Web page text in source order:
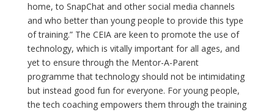
home, to SnapChat and other social media channels
and who better than young people to provide this type
of training.” The CEIA are keen to promote the use of
technology, which is vitally important for all ages, and
yet to ensure through the Mentor-A-Parent
programme that technology should not be intimidating
but instead good fun for everyone. For young people,
the tech coaching empowers them through the training